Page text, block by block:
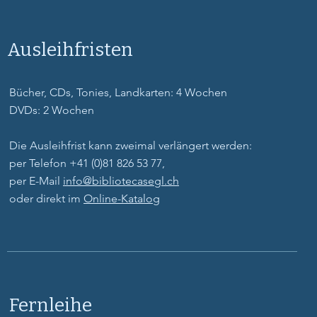
Ausleihfristen
Bücher, CDs, Tonies, Landkarten: 4 Wochen
DVDs: 2 Wochen
Die Ausleihfrist kann zweimal verlängert werden:
per Telefon +41 (0)81 826 53 77,
per E-Mail info@bibliotecasegl.ch
oder direkt im Online-Katalog
Fernleihe